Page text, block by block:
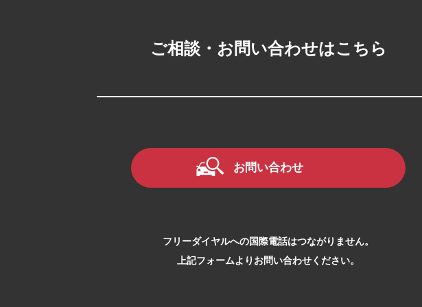
ご相談・お問い合わせはこちら
お問い合わせ
フリーダイヤルへの国際電話はつながりません。
上記フォームよりお問い合わせください。